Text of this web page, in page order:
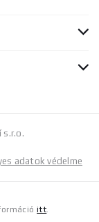
s.r.o.
adatok védelme
itt.